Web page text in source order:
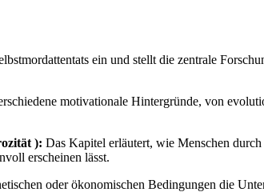
ein und stellt die zentrale
motivationale Hintergründe, von
): Das Kapitel erläutert, wie Menschen
erscheinen lässt.
oder ökonomischen Bedingungen die